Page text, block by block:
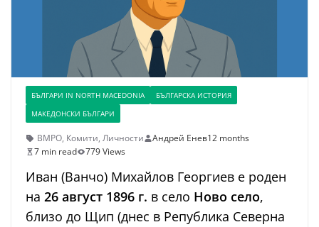
БЪЛГАРИ IN NORTH MACEDONIA
БЪЛГАРСКА ИСТОРИЯ
МАКЕДОНСКИ БЪЛГАРИ
ВМРО, Комити, Личности Андрей Енев12 months
7 min read
779 Views
Иван (Ванчо) Михайлов Георгиев е роден
на 26 август 1896 г. в село Ново село,
близо до Щип (днес в Република Северна